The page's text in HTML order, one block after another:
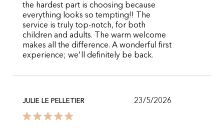
the hardest part is choosing because
everything looks so tempting!! The
service is truly top-notch, for both
children and adults. The warm welcome
makes all the difference. A wonderful first
experience; we'll definitely be back.
JULIE LE PELLETIER 23/5/2026